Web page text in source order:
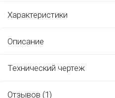
Характеристики
Описание
Технический чертеж
Отзывов (1)